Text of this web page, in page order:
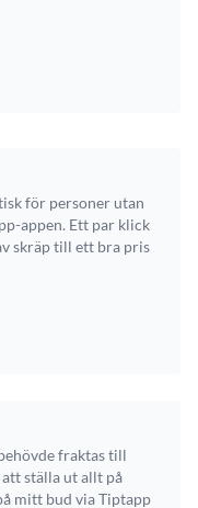
för personer utan
appen. Ett par klick
skräp till ett bra pris
fraktas till
ställa ut allt på
mitt bud via Tiptapp